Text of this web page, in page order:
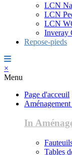
LCN
LCN
LCN
Inveray
Repose-pieds
×
Menu
Page d'acceuil
In
Tables